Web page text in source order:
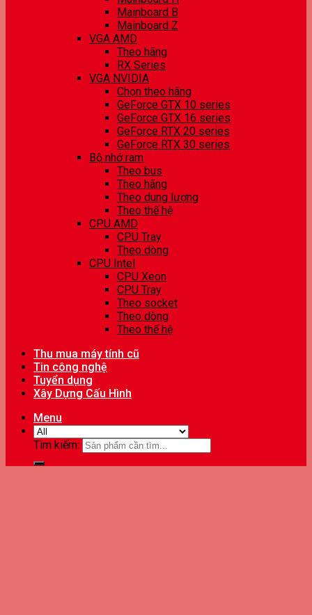
Mainboard B
Mainboard Z
VGA AMD
Theo hãng
RX Series
VGA NVIDIA
Chọn theo hãng
GeForce GTX 10 series
GeForce GTX 16 series
GeForce RTX 20 series
GeForce RTX 30 series
Bộ nhớ ram
Theo bus
Theo hãng
Theo dung lượng
Theo thế hệ
CPU AMD
CPU Tray
Theo dòng
CPU Intel
CPU Xeon
CPU Tray
Theo socket
Theo dòng
Theo thế hệ
Thu mua máy tính cũ
Tin công nghệ
Tuyển dụng
Xây Dựng Cấu Hình
Menu
Tìm kiếm: